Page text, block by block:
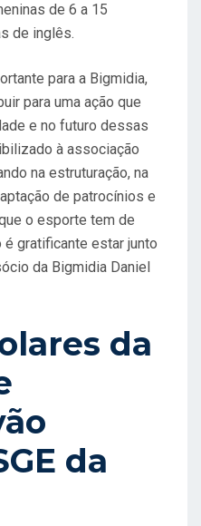
de 6 a 15
de inglês.
para a Bigmidia,
para uma ação que
e no futuro dessas
à associação
na estruturação, na
de patrocínios e
o esporte tem de
gratificante estar junto
da Bigmidia Daniel
da
da